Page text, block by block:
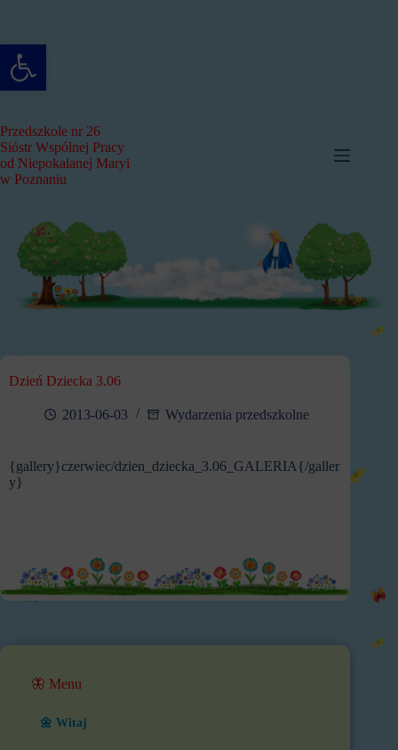
Otwórz pasek narzędzi
Przedszkole nr 26
Sióstr Wspólnej Pracy
od Niepokalanej Maryi
w Poznaniu
Dzień Dziecka 3.06
2013-06-03 Wydarzenia przedszkolne
{gallery}czerwiec/dzien_dziecka_3.06_GALERIA{/galler
y}
🦋 Menu
🌼 Witaj